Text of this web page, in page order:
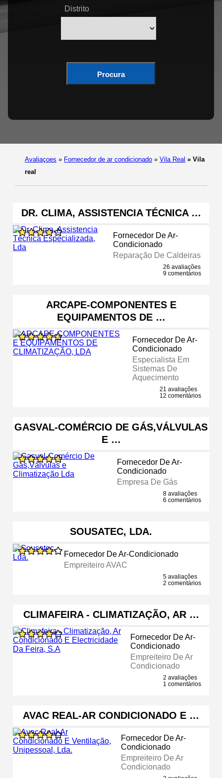
Distrito
Procura
Avaliaçoes » Fornecedor de ar condicionado » Vila Real » Vila
real
DR. CLIMA, ASSISTENCIA TÉCNICA …
Fornecedor De Ar-
Condicionado
Reparação De Caldeiras
26 avaliações
9 comentários
ARCAPE-COMPONENTES E
EQUIPAMENTOS DE …
Fornecedor De Ar-
Condicionado
Especialista Em
Sistemas De
Aquecimento
21 avaliações
12 comentários
GASVAL-COMÉRCIO DE GÁS,VÁLVULAS
E …
Fornecedor De Ar-
Condicionado
Empresa De Gás
8 avaliações
6 comentários
SOUSATEC, LDA.
Fornecedor De Ar-Condicionado
Empreiteiro AVAC
5 avaliações
2 comentários
CLIMAFEIRA - CLIMATIZAÇÃO, AR …
Fornecedor De Ar-
Condicionado
Empreiteiro De Ar
Condicionado
2 avaliações
1 comentários
AVAC REAL-AR CONDICIONADO E …
Fornecedor De Ar-
Condicionado
Empreiteiro De Ar
Condicionado